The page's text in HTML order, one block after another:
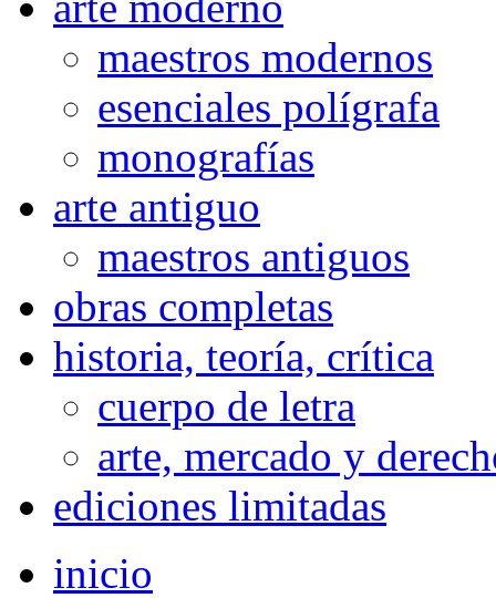
maestros modernos
esenciales polígrafa
monografías
arte antiguo
maestros antiguos
obras completas
historia, teoría, crítica
cuerpo de letra
arte, mercado y
ediciones limitadas
inicio